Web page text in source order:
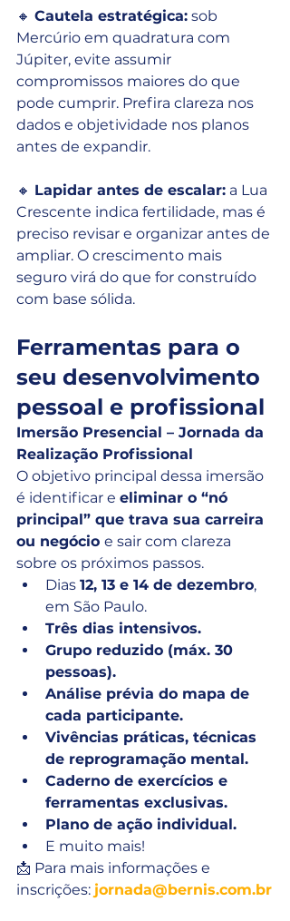
🔸 Cautela estratégica: sob
Mercúrio em quadratura com
Júpiter, evite assumir
compromissos maiores do que
pode cumprir. Prefira clareza nos
dados e objetividade nos planos
antes de expandir.
🔸 Lapidar antes de escalar: a Lua
Crescente indica fertilidade, mas é
preciso revisar e organizar antes de
ampliar. O crescimento mais
seguro virá do que for construído
com base sólida.
Ferramentas para o
seu desenvolvimento
pessoal e profissional
Imersão Presencial – Jornada da
Realização Profissional
O objetivo principal dessa imersão
é identificar e eliminar o “nó
principal” que trava sua carreira
ou negócio e sair com clareza
sobre os próximos passos.
Dias 12, 13 e 14 de dezembro,
em São Paulo.
Três dias intensivos.
Grupo reduzido (máx. 30
pessoas).
Análise prévia do mapa de
cada participante.
Vivências práticas, técnicas
de reprogramação mental.
Caderno de exercícios e
ferramentas exclusivas.
Plano de ação individual.
E muito mais!
📩 Para mais informações e
inscrições: jornada@bernis.com.br